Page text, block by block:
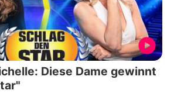
Diese Dame gewinnt